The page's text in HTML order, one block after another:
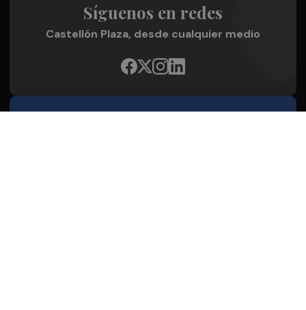
Síguenos en redes
Castellón Plaza, desde cualquier medio